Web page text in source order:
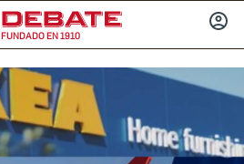
FUNDADO EN 1910